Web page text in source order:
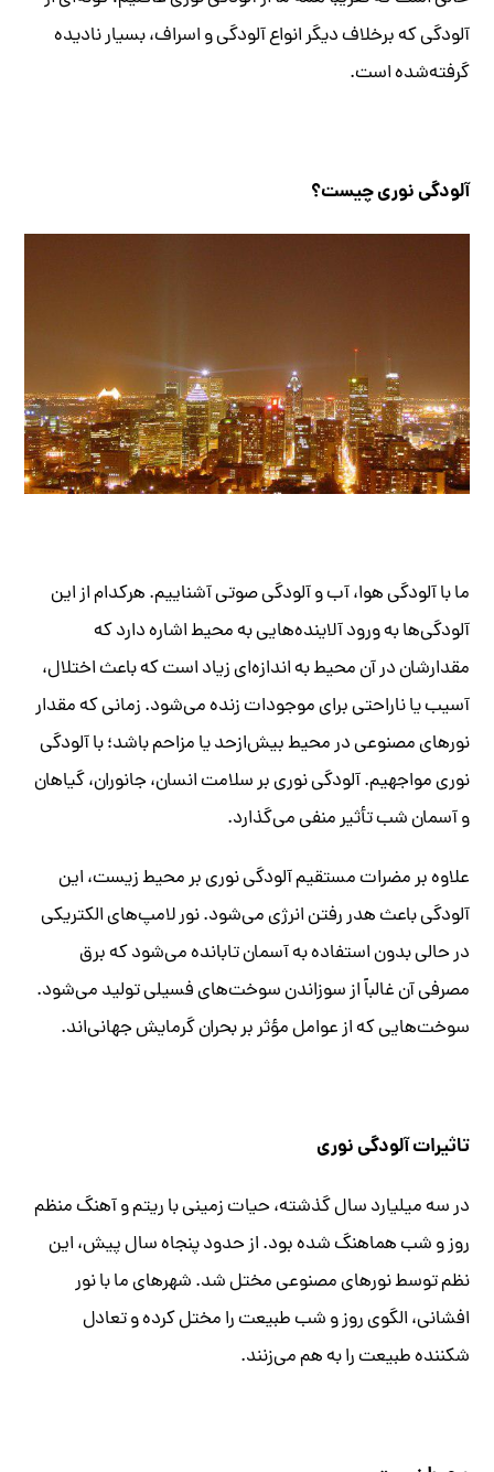
آلودگی که برخلاف دیگر انواع آلودگی و اسراف، بسیار نادیده
گرفته‌شده است.
آلودگی نوری چیست؟
ما با آلودگی هوا، آب و آلودگی صوتی آشناییم. هرکدام از این
آلودگی‌ها به ورود آلاینده‌هایی به محیط اشاره دارد که
مقدارشان در آن محیط به ‌اندازه‌ای زیاد است که باعث اختلال،
آسیب یا ناراحتی برای موجودات زنده می‌شود. زمانی که مقدار
نورهای مصنوعی در محیط بیش‌ازحد یا مزاحم باشد؛ با آلودگی
نوری مواجهیم. آلودگی نوری بر سلامت انسان، جانوران، گیاهان
و آسمان شب تأثیر منفی می‌گذارد.
علاوه بر مضرات مستقیم آلودگی نوری بر محیط زیست، این
آلودگی باعث هدر رفتن انرژی می‌شود. نور لامپ‌های الکتریکی
در حالی بدون استفاده به آسمان تابانده می‌شود که برق
مصرفی آن غالباً از سوزاندن سوخت‌های فسیلی تولید می‌شود.
سوخت‌هایی که از عوامل مؤثر بر بحران گرمایش جهانی‌اند.
تاثیرات آلودگی نوری
در سه میلیارد سال گذشته، حیات زمینی با ریتم و آهنگ منظم
روز و شب هماهنگ شده بود. از حدود پنجاه سال پیش، این
نظم توسط نورهای مصنوعی مختل شد. شهرهای ما با نور
افشانی، الگوی روز و شب طبیعت را مختل کرده و تعادل
شکننده طبیعت را به هم می‌زنند.